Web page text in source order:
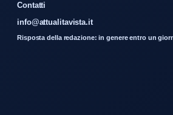
Contatti
info@attualitavista.it
Risposta della redazione: in genere entro un